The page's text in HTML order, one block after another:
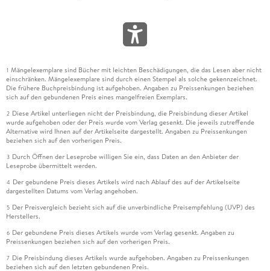
1 Mängelexemplare sind Bücher mit leichten Beschädigungen, die das Lesen aber nicht
einschränken. Mängelexemplare sind durch einen Stempel als solche gekennzeichnet.
Die frühere Buchpreisbindung ist aufgehoben. Angaben zu Preissenkungen beziehen
sich auf den gebundenen Preis eines mangelfreien Exemplars.
2 Diese Artikel unterliegen nicht der Preisbindung, die Preisbindung dieser Artikel
wurde aufgehoben oder der Preis wurde vom Verlag gesenkt. Die jeweils zutreffende
Alternative wird Ihnen auf der Artikelseite dargestellt. Angaben zu Preissenkungen
beziehen sich auf den vorherigen Preis.
3 Durch Öffnen der Leseprobe willigen Sie ein, dass Daten an den Anbieter der
Leseprobe übermittelt werden.
4 Der gebundene Preis dieses Artikels wird nach Ablauf des auf der Artikelseite
dargestellten Datums vom Verlag angehoben.
5 Der Preisvergleich bezieht sich auf die unverbindliche Preisempfehlung (UVP) des
Herstellers.
6 Der gebundene Preis dieses Artikels wurde vom Verlag gesenkt. Angaben zu
Preissenkungen beziehen sich auf den vorherigen Preis.
7 Die Preisbindung dieses Artikels wurde aufgehoben. Angaben zu Preissenkungen
beziehen sich auf den letzten gebundenen Preis.